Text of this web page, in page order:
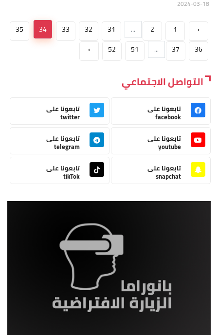
‹
1
2
...
31
32
33
34
35
36
37
...
51
52
›
التواصل الاجتماعي
تابعونا على
facebook
تابعونا على
twitter
تابعونا على
youtube
تابعونا على
telegram
تابعونا على
snapchat
تابعونا على
tikTok